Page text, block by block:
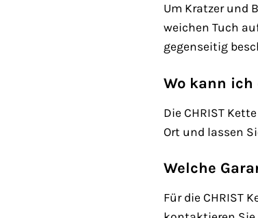
Um Kratzer und
weichen Tuch
gegenseitig
Wo kann ich
Die CHRIST
Ort und lassen
Welche
Für die CHRIST